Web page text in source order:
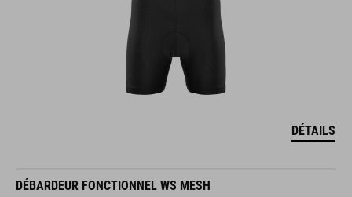
DÉTAILS
DÉBARDEUR FONCTIONNEL WS MESH